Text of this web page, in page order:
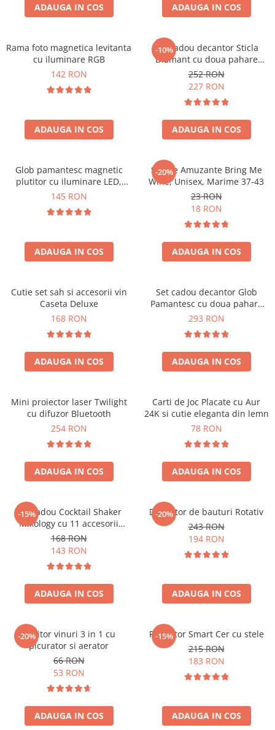
Cadouri Fete
Cadouri Haioase
Cadouri de Casa Noua
Cadouri Majorat
Cadouri pentru Bunici
Cadouri pentru Prieteni
Cel ce are tot
Cadouri Nunta si Cununie civila
Cani si Termosuri
Produse pentru Calatorie
Seturi de caligrafie
Cadouri Sfantul Alexandru
Cadouri Constantin si Elena
Cadouri Sfanta Maria
Cadouri Sfintii Mihail si Gavriil
ADAUGA IN COS ADAUGA IN COS
Rama foto magnetica levitanta
cu iluminare RGB
142 RON
ADAUGA IN COS
-10%
Set cadou decantor Sticla
Diamant cu doua pahare
Deluxe
252 RON
227 RON
ADAUGA IN COS
Glob pamantesc magnetic
plutitor cu iluminare LED,
Forma C
145 RON
ADAUGA IN COS
-20%
Sosete Amuzante Bring Me
Wine, Unisex, Marime 37-43
23 RON
18 RON
ADAUGA IN COS
Cutie set sah si accesorii vin
Caseta Deluxe
168 RON
ADAUGA IN COS
Set cadou decantor Glob
Pamantesc cu doua pahare
Deluxe
293 RON
ADAUGA IN COS
Mini proiector laser Twilight
cu difuzor Bluetooth
254 RON
ADAUGA IN COS
Carti de Joc Placate cu Aur
24K si cutie eleganta din lemn
78 RON
ADAUGA IN COS
-15%
Set cadou Cocktail Shaker
Mixology cu 11 accesorii
750ml Argintiu
168 RON
143 RON
ADAUGA IN COS
-20%
Decantor de bauturi Rotativ
243 RON
194 RON
ADAUGA IN COS
-20%
Racitor vinuri 3 in 1 cu
picurator si aerator
66 RON
53 RON
ADAUGA IN COS
-15%
Proiector Smart Cer cu stele
215 RON
183 RON
ADAUGA IN COS